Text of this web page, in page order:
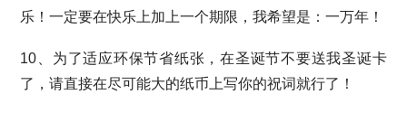
乐！一定要在快乐上加上一个期限，我希望是：一万年！
10、为了适应环保节省纸张，在圣诞节不要送我圣诞卡
了，请直接在尽可能大的纸币上写你的祝词就行了！